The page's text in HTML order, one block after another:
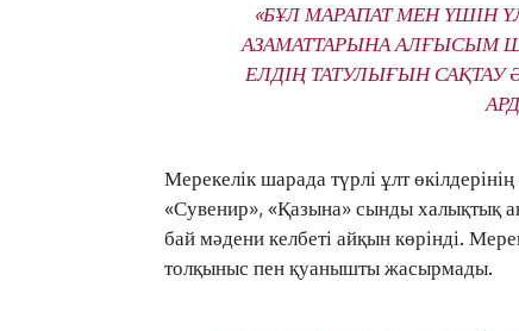
«БҰЛ МАРАПАТ МЕН ҮШІН
АЗАМАТТАРЫНА АЛҒЫСЫМ
ЕЛДІҢ ТАТУЛЫҒЫН САҚТАУ
Мерекелік шарада түрлі ұлт
«Сувенир», «Қазына» сынды халықтық
бай мәдени келбеті айқын көрінді.
толқыныс пен қуанышты жасырмады.